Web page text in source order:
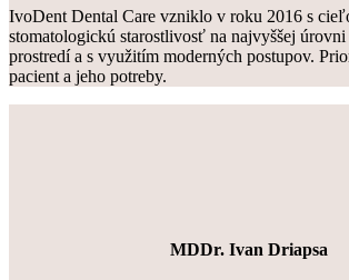
IvoDent Dental Care vzniklo v roku 2016 s
stomatologickú starostlivosť na najvyššej
prostredí a s využitím moderných postupov.
pacient a jeho potreby.
MDDr. Ivan Driapsa